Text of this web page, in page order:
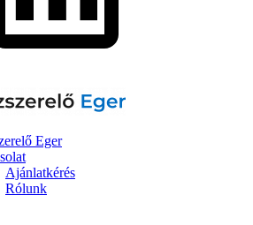
Eger
Ajánlatkérés
Rólunk